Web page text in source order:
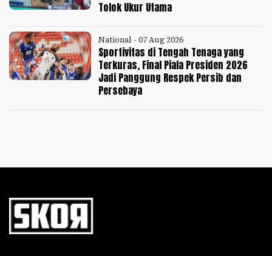
Tolok Ukur Utama
National - 07 Aug 2026
Sportivitas di Tengah Tenaga yang
Terkuras, Final Piala Presiden 2026
Jadi Panggung Respek Persib dan
Persebaya